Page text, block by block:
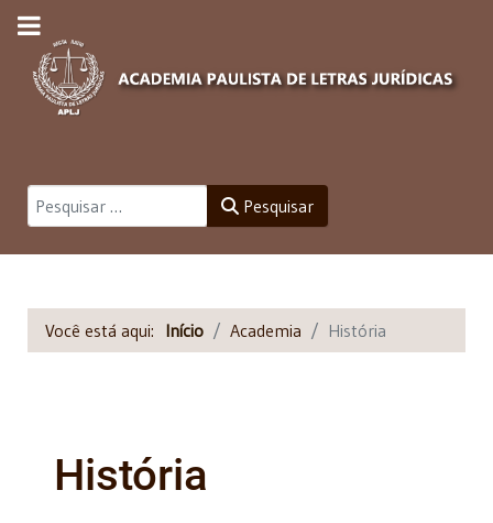
Pesquisar Pesquisar
Você está aqui: Início Academia História
História